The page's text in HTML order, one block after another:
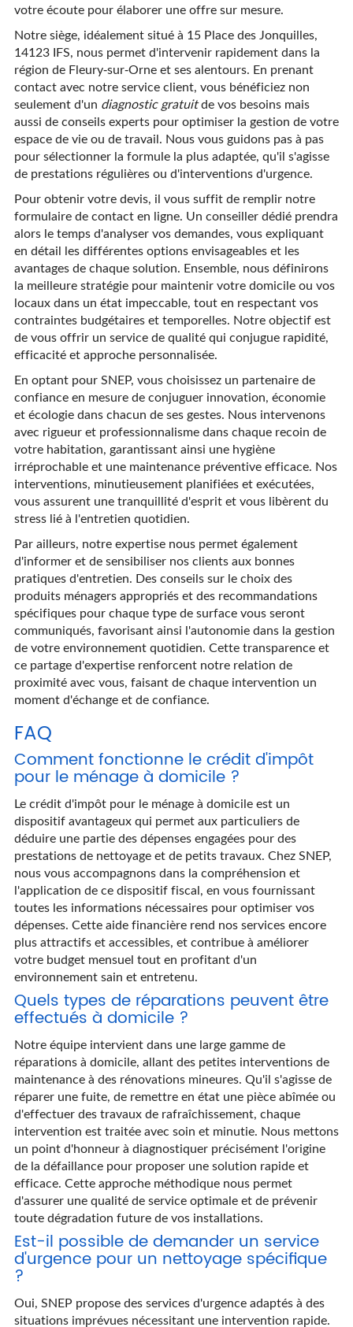
votre écoute pour élaborer une offre sur mesure.
Notre siège, idéalement situé à 15 Place des Jonquilles,
14123 IFS, nous permet d'intervenir rapidement dans la
région de Fleury-sur-Orne et ses alentours. En prenant
contact avec notre service client, vous bénéficiez non
seulement d'un diagnostic gratuitde vos besoins mais
aussi de conseils experts pour optimiser la gestion de votre
espace de vie ou de travail. Nous vous guidons pas à pas
pour sélectionner la formule la plus adaptée, qu'il s'agisse
de prestations régulières ou d'interventions d'urgence.
Pour obtenir votre devis, il vous suffit de remplir notre
formulaire de contact en ligne. Un conseiller dédié prendra
alors le temps d'analyser vos demandes, vous expliquant
en détail les différentes options envisageables et les
avantages de chaque solution. Ensemble, nous définirons
la meilleure stratégie pour maintenir votre domicile ou vos
locaux dans un état impeccable, tout en respectant vos
contraintes budgétaires et temporelles. Notre objectif est
de vous offrir un service de qualité qui conjugue rapidité,
efficacité et approche personnalisée.
En optant pour SNEP, vous choisissez un partenaire de
confiance en mesure de conjuguer innovation, économie
et écologie dans chacun de ses gestes. Nous intervenons
avec rigueur et professionnalisme dans chaque recoin de
votre habitation, garantissant ainsi une hygiène
irréprochable et une maintenance préventive efficace. Nos
interventions, minutieusement planifiées et exécutées,
vous assurent une tranquillité d'esprit et vous libèrent du
stress lié à l'entretien quotidien.
Par ailleurs, notre expertise nous permet également
d'informer et de sensibiliser nos clients aux bonnes
pratiques d'entretien. Des conseils sur le choix des
produits ménagers appropriés et des recommandations
spécifiques pour chaque type de surface vous seront
communiqués, favorisant ainsi l'autonomie dans la gestion
de votre environnement quotidien. Cette transparence et
ce partage d'expertise renforcent notre relation de
proximité avec vous, faisant de chaque intervention un
moment d'échange et de confiance.
FAQ
Comment fonctionne le crédit d'impôt
pour le ménage à domicile ?
Le crédit d'impôt pour le ménage à domicile est un
dispositif avantageux qui permet aux particuliers de
déduire une partie des dépenses engagées pour des
prestations de nettoyage et de petits travaux. Chez SNEP,
nous vous accompagnons dans la compréhension et
l'application de ce dispositif fiscal, en vous fournissant
toutes les informations nécessaires pour optimiser vos
dépenses. Cette aide financière rend nos services encore
plus attractifs et accessibles, et contribue à améliorer
votre budget mensuel tout en profitant d'un
environnement sain et entretenu.
Quels types de réparations peuvent être
effectués à domicile ?
Notre équipe intervient dans une large gamme de
réparations à domicile, allant des petites interventions de
maintenance à des rénovations mineures. Qu'il s'agisse de
réparer une fuite, de remettre en état une pièce abîmée ou
d'effectuer des travaux de rafraîchissement, chaque
intervention est traitée avec soin et minutie. Nous mettons
un point d'honneur à diagnostiquer précisément l'origine
de la défaillance pour proposer une solution rapide et
efficace. Cette approche méthodique nous permet
d'assurer une qualité de service optimale et de prévenir
toute dégradation future de vos installations.
Est-il possible de demander un service
d'urgence pour un nettoyage spécifique
?
Oui, SNEP propose des services d'urgence adaptés à des
situations imprévues nécessitant une intervention rapide.